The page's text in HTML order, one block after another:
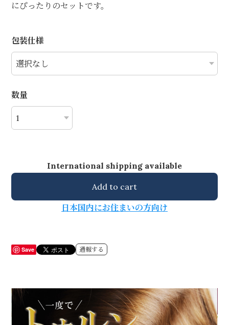
にぴったりのセットです。
包装仕様
数量
International shipping available
Add to cart
日本国内にお住まいの方向け
Save 通報する